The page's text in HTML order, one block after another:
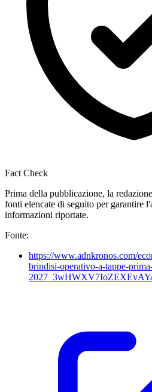
Fact Check
Prima della pubblicazione, la
fonti elencate di seguito per garantire
informazioni riportate.
Fonte:
https://www.adnkronos.com/
brindisi-operativo-a-tappe-